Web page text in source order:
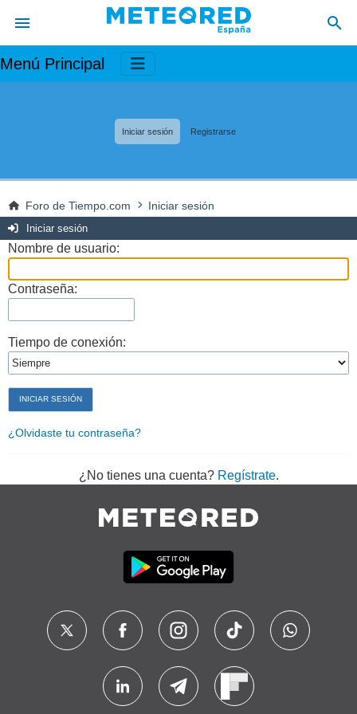
Menú Principal
Iniciar sesión Registrarse
Foro de Tiempo.com Iniciar sesión
Iniciar sesión
Nombre de usuario:
Contraseña:
Tiempo de conexión:
¿Olvidaste tu contraseña?
¿No tienes una cuenta? Regístrate.